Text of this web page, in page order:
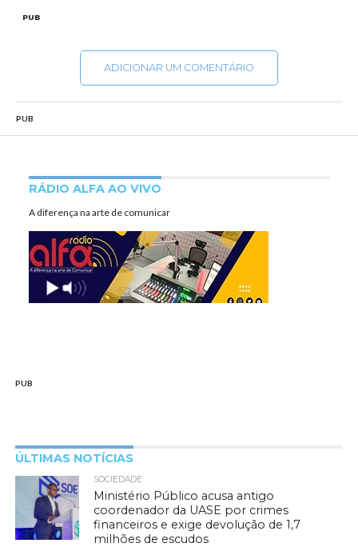
PUB
ADICIONAR UM COMENTÁRIO
PUB
RÁDIO ALFA AO VIVO
A diferença na arte de comunicar
PUB
ÚLTIMAS NOTÍCIAS
SOCIEDADE
Ministério Público acusa antigo
coordenador da UASE por crimes
financeiros e exige devolução de 1,7
milhões de escudos